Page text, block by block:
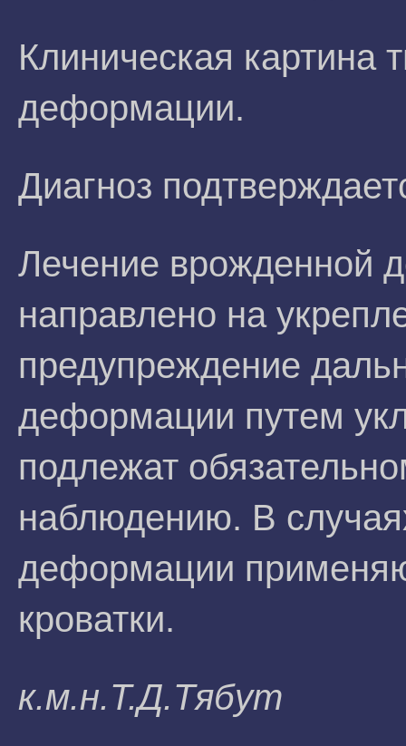
Клиническая картина
деформации.
Диагноз
Лечение врожденной
направлено на
предупреждение
деформации путем
подлежат
наблюдению. В
деформации
кроватки.
к.м.н.T.Д.Tябyт